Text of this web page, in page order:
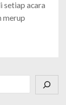
setiap acara
merup